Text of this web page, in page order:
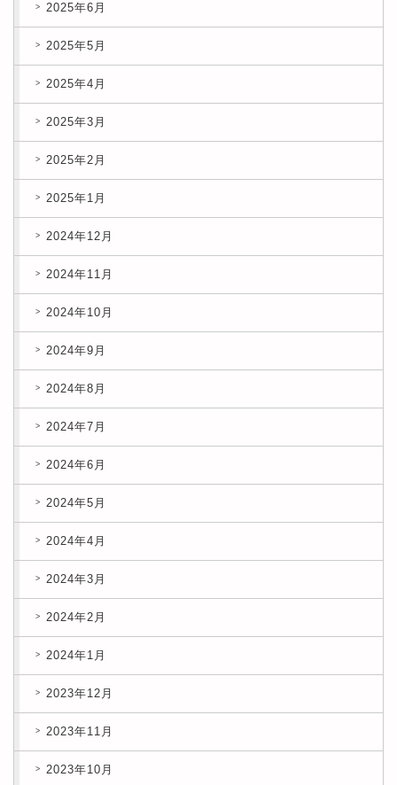
2025年6月
2025年5月
2025年4月
2025年3月
2025年2月
2025年1月
2024年12月
2024年11月
2024年10月
2024年9月
2024年8月
2024年7月
2024年6月
2024年5月
2024年4月
2024年3月
2024年2月
2024年1月
2023年12月
2023年11月
2023年10月